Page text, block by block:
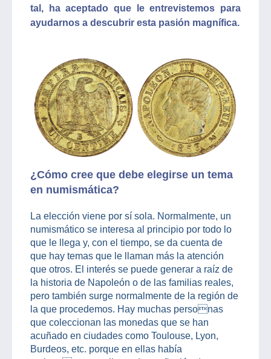
tal, ha aceptado que le entrevistemos para
ayudarnos a descubrir esta pasión magnífica.
¿Cómo cree que debe elegirse un tema
en numismática?
La elección viene por sí sola. Normalmente, un
numismático se interesa al principio por todo lo
que le llega y, con el tiempo, se da cuenta de
que hay temas que le llaman más la atención
que otros. El interés se puede generar a raíz de
la historia de Napoleón o de las familias reales,
pero también surge normalmente de la región de
la que procedemos. Hay muchas personas
que coleccionan las monedas que se han
acuñado en ciudades como Toulouse, Lyon,
Burdeos, etc. porque en ellas había